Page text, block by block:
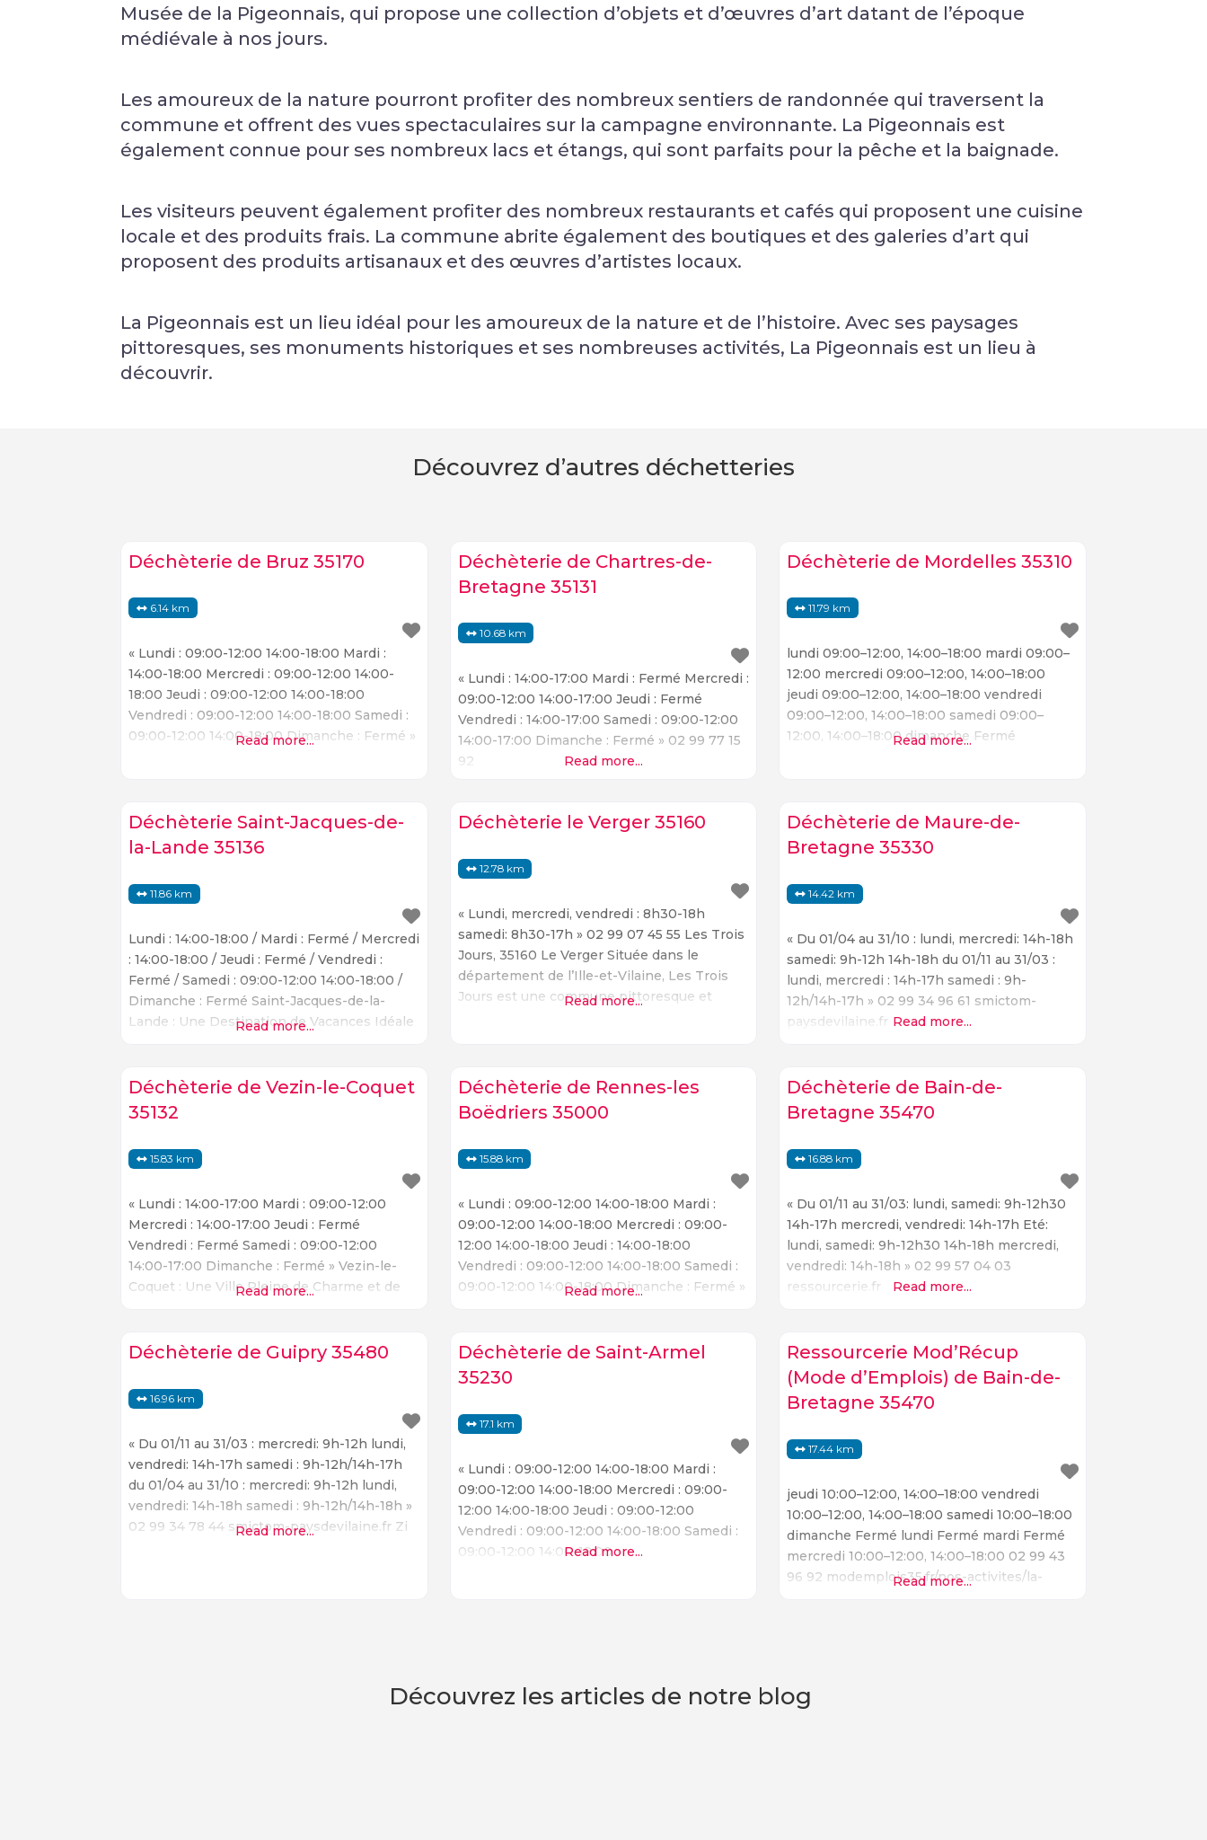
Musée de la Pigeonnais, qui propose une collection d’objets et d’œuvres d’art datant de l’époque
médiévale à nos jours.
Les amoureux de la nature pourront profiter des nombreux sentiers de randonnée qui traversent la
commune et offrent des vues spectaculaires sur la campagne environnante. La Pigeonnais est
également connue pour ses nombreux lacs et étangs, qui sont parfaits pour la pêche et la baignade.
Les visiteurs peuvent également profiter des nombreux restaurants et cafés qui proposent une cuisine
locale et des produits frais. La commune abrite également des boutiques et des galeries d’art qui
proposent des produits artisanaux et des œuvres d’artistes locaux.
La Pigeonnais est un lieu idéal pour les amoureux de la nature et de l’histoire. Avec ses paysages
pittoresques, ses monuments historiques et ses nombreuses activités, La Pigeonnais est un lieu à
découvrir.
Découvrez d’autres déchetteries
Déchèterie de Bruz 35170
6.14 km
« Lundi : 09:00-12:00 14:00-18:00 Mardi :
14:00-18:00 Mercredi : 09:00-12:00 14:00-
18:00 Jeudi : 09:00-12:00 14:00-18:00
Vendredi : 09:00-12:00 14:00-18:00 Samedi :
09:00-12:00 14:00-18:00 Dimanche : Fermé »
Read more...
Déchèterie de Chartres-de-
Bretagne 35131
10.68 km
« Lundi : 14:00-17:00 Mardi : Fermé Mercredi :
09:00-12:00 14:00-17:00 Jeudi : Fermé
Vendredi : 14:00-17:00 Samedi : 09:00-12:00
14:00-17:00 Dimanche : Fermé » 02 99 77 15
92
Read more...
Déchèterie de Mordelles 35310
11.79 km
lundi 09:00–12:00, 14:00–18:00 mardi 09:00–
12:00 mercredi 09:00–12:00, 14:00–18:00
jeudi 09:00–12:00, 14:00–18:00 vendredi
09:00–12:00, 14:00–18:00 samedi 09:00–
12:00, 14:00–18:00 dimanche Fermé
et-Vilaine, la rue de la Croix Ignon à
Mordelles est un lieu de villégiature idéal
pour les amoureux de la nature. Entourée de
verdure, cette rue offre une vue imprenable
Read more...
Déchèterie Saint-Jacques-de-
la-Lande 35136
11.86 km
Lundi : 14:00-18:00 / Mardi : Fermé / Mercredi
: 14:00-18:00 / Jeudi : Fermé / Vendredi :
Fermé / Samedi : 09:00-12:00 14:00-18:00 /
Dimanche : Fermé Saint-Jacques-de-la-
Lande : Une Destination de Vacances Idéale
vacances idéale pour les amoureux de la
nature. La ville offre une variété de
Read more...
Déchèterie le Verger 35160
12.78 km
« Lundi, mercredi, vendredi : 8h30-18h
samedi: 8h30-17h » 02 99 07 45 55 Les Trois
Jours, 35160 Le Verger Située dans le
département de l’Ille-et-Vilaine, Les Trois
Jours est une commune pittoresque et
ses magnifiques paysages et ses nombreux
Read more...
Déchèterie de Maure-de-
Bretagne 35330
14.42 km
« Du 01/04 au 31/10 : lundi, mercredi: 14h-18h
samedi: 9h-12h 14h-18h du 01/11 au 31/03 :
lundi, mercredi : 14h-17h samedi : 9h-
12h/14h-17h » 02 99 34 96 61 smictom-
paysdevilaine.fr Read more...
Déchèterie de Vezin-le-Coquet
35132
15.83 km
« Lundi : 14:00-17:00 Mardi : 09:00-12:00
Mercredi : 14:00-17:00 Jeudi : Fermé
Vendredi : Fermé Samedi : 09:00-12:00
14:00-17:00 Dimanche : Fermé » Vezin-le-
Coquet : Une Ville Pleine de Charme et de
pittoresque qui offre une variété de
Domaine est l’une
Read more...
Déchèterie de Rennes-les
Boëdriers 35000
15.88 km
« Lundi : 09:00-12:00 14:00-18:00 Mardi :
09:00-12:00 14:00-18:00 Mercredi : 09:00-
12:00 14:00-18:00 Jeudi : 14:00-18:00
Vendredi : 09:00-12:00 14:00-18:00 Samedi :
09:00-12:00 14:00-18:00 Dimanche : Fermé »
Boëdriers est un lieu de villégiature idéal
pour les amoureux de la nature. Niché dans
Read more...
Déchèterie de Bain-de-
Bretagne 35470
16.88 km
« Du 01/11 au 31/03: lundi, samedi: 9h-12h30
14h-17h mercredi, vendredi: 14h-17h Eté:
lundi, samedi: 9h-12h30 14h-18h mercredi,
vendredi: 14h-18h » 02 99 57 04 03
ressourcerie.fr
Read more...
Déchèterie de Guipry 35480
16.96 km
« Du 01/11 au 31/03 : mercredi: 9h-12h lundi,
vendredi: 14h-17h samedi : 9h-12h/14h-17h
du 01/04 au 31/10 : mercredi: 9h-12h lundi,
vendredi: 14h-18h samedi : 9h-12h/14h-18h »
02 99 34 78 44 smictom-paysdevilaine.fr Zi
Read more...
Déchèterie de Saint-Armel
35230
17.1 km
« Lundi : 09:00-12:00 14:00-18:00 Mardi :
09:00-12:00 14:00-18:00 Mercredi : 09:00-
12:00 14:00-18:00 Jeudi : 09:00-12:00
Vendredi : 09:00-12:00 14:00-18:00 Samedi :
09:00-12:00 14:00-18:00 »
Read more...
Ressourcerie Mod’Récup
(Mode d’Emplois) de Bain-de-
Bretagne 35470
17.44 km
jeudi 10:00–12:00, 14:00–18:00 vendredi
10:00–12:00, 14:00–18:00 samedi 10:00–18:00
dimanche Fermé lundi Fermé mardi Fermé
mercredi 10:00–12:00, 14:00–18:00 02 99 43
96 92 modemplois35.fr/nos-activites/la-
Read more...
Découvrez les articles de notre blog